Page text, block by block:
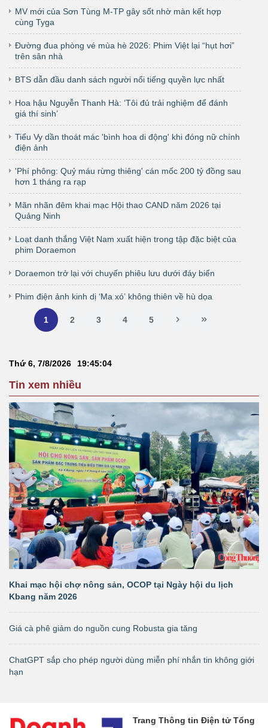
MV mới của Sơn Tùng M-TP gây sốt nhờ màn kết hợp
cùng Tyga
Đường đua phòng vé mùa hè 2026: Phim Việt lại “hụt hơi”
trên sân nhà
BTS dẫn đầu danh sách người nổi tiếng quyền lực nhất
Hoa hậu Nguyễn Thanh Hà: ‘Tôi đủ trải nghiệm để đánh
giá thí sinh’
Tiểu Vy dần thoát mác 'bình hoa di động' khi đóng nữ chính
điện ảnh
'Phí phông: Quỷ máu rừng thiêng' cán mốc 200 tỷ đồng sau
hơn 1 tháng ra rạp
Mãn nhãn đêm khai mạc Hội thao CAND năm 2026 tại
Quảng Ninh
Loạt danh thắng Việt Nam xuất hiện trong tập đặc biệt của
phim Doraemon
Doraemon trở lại với chuyến phiêu lưu dưới đáy biển
Phim điện ảnh kinh dị ‘Ma xó’ không thiên về hù dọa
1 2 3 4 5
Thứ 6, 7/8/2026 19:45:05
Tin xem nhiều
Khai mạc hội chợ nông sản, OCOP tại Ngày hội du lịch
Kbang năm 2026
Giá cà phê giảm do nguồn cung Robusta gia tăng
ChatGPT sắp cho phép người dùng miễn phí nhắn tin không giới
hạn
Trang Thông tin Điện tử Tổng